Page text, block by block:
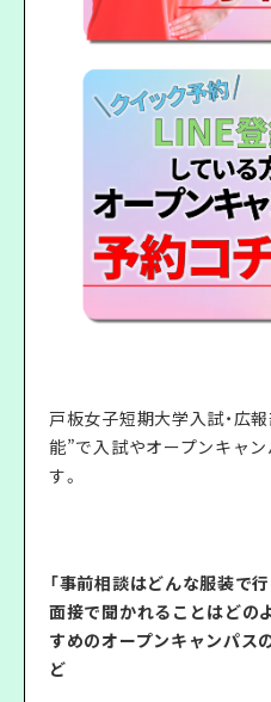
戸板女子短期大学入試・広
能”で入試やオープンキャ
す。
「事前相談はどんな服装で
面接で聞かれることはどの
すめのオープンキャンパス
ど